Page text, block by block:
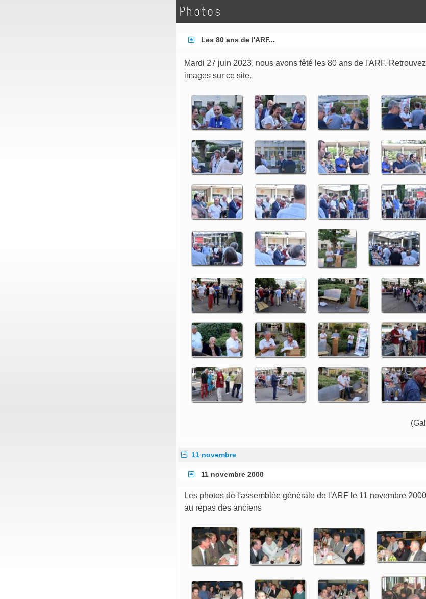
Photos
Les 80 ans de l'ARF...
Mardi 27 juin 2023, nous avons fêté les 80 ans de l'ARF.
images sur ce site.
11 novembre
11 novembre 2000
Les photos de l'assemblée générale de l'ARF le 11 novembre
au repas des anciens